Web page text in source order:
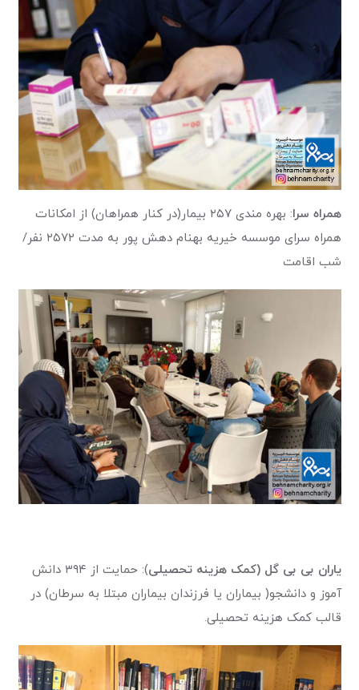
همراه سرا
: بهره مندی ۲۵۷ بیمار(در کنار همراهان) از امکانات
همراه سرای موسسه خیریه بهنام دهش پور به مدت ۲۵۷۲ نفر/
شب اقامت
یاران بی بی گل (کمک هزینه تحصیلی
): حمایت از ۳۹۴ دانش
آموز و دانشجو( بیماران یا فرزندان بیماران مبتلا به سرطان) در
قالب کمک هزینه تحصیلی.